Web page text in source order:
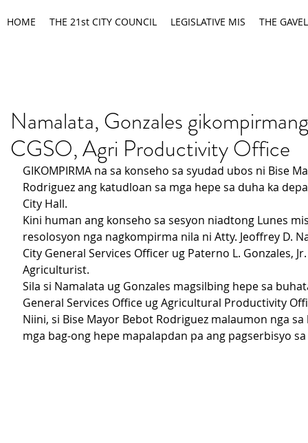
HOME THE 21st CITY COUNCIL LEGISLATIVE MIS THE GAVEL
Namalata, Gonzales
CGSO, Agri Productivity Office
GIKOMPIRMA na sa konseho sa syudad ubos ni Bise
Rodriguez ang katudloan sa mga hepe sa duha ka
City Hall.
Kini human ang konseho sa sesyon niadtong Lunes
resolosyon nga nagkompirma nila ni Atty. Jeoffrey D.
City General Services Officer ug Paterno L. Gonzales,
Agriculturist.
Sila si Namalata ug Gonzales magsilbing hepe sa
General Services Office ug Agricultural Productivity
Niini, si Bise Mayor Bebot Rodriguez malaumon nga
mga bag-ong hepe mapalapdan pa ang pagserbisyo